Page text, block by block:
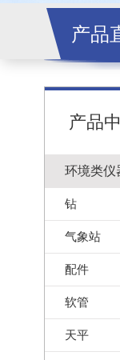
产品
产品
环境类仪
钻
气象站
配件
软管
天平